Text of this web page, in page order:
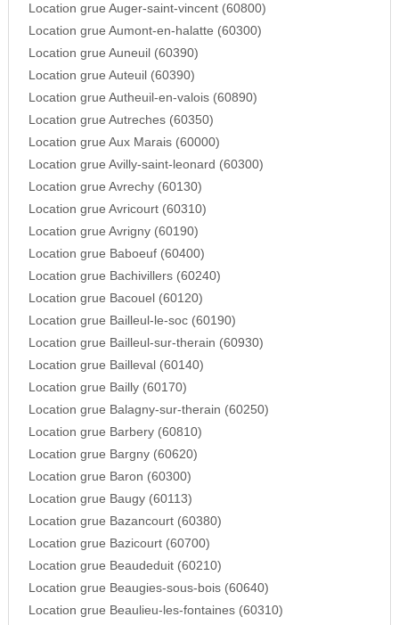
Location grue Auger-saint-vincent (60800)
Location grue Aumont-en-halatte (60300)
Location grue Auneuil (60390)
Location grue Auteuil (60390)
Location grue Autheuil-en-valois (60890)
Location grue Autreches (60350)
Location grue Aux Marais (60000)
Location grue Avilly-saint-leonard (60300)
Location grue Avrechy (60130)
Location grue Avricourt (60310)
Location grue Avrigny (60190)
Location grue Baboeuf (60400)
Location grue Bachivillers (60240)
Location grue Bacouel (60120)
Location grue Bailleul-le-soc (60190)
Location grue Bailleul-sur-therain (60930)
Location grue Bailleval (60140)
Location grue Bailly (60170)
Location grue Balagny-sur-therain (60250)
Location grue Barbery (60810)
Location grue Bargny (60620)
Location grue Baron (60300)
Location grue Baugy (60113)
Location grue Bazancourt (60380)
Location grue Bazicourt (60700)
Location grue Beaudeduit (60210)
Location grue Beaugies-sous-bois (60640)
Location grue Beaulieu-les-fontaines (60310)